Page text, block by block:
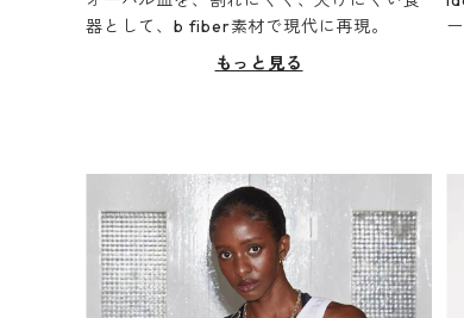
器として、b fiber素材で現代に再現。
もっと見る